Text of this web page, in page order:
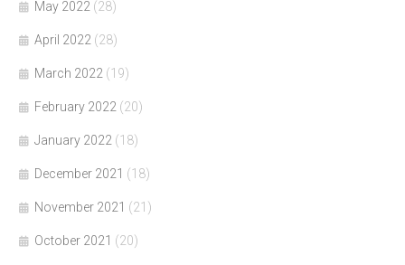
May 2022 (28)
April 2022 (28)
March 2022 (19)
February 2022 (20)
January 2022 (18)
December 2021 (18)
November 2021 (21)
October 2021 (20)